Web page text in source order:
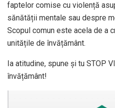
faptelor comise cu violență
sănătății mentale sau despre
Scopul comun este acela de a
unitățile de învățământ.
Ia atitudine, spune și tu STOP
învățământ!